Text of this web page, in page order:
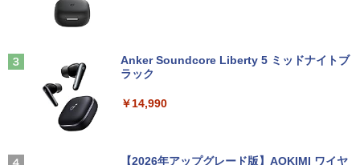
￥9,800
GHz | MEM:8GB | HDD:500GB | DVDマ
モバイルモニター 15.6インチ InnoView
FHD ポータブルモニター IPS液晶パネル
類】タッチ/ケース付き/4Kタイプ
￥594
（2） （ワイドKC） [ ナガノ ]
Anker Soundcore Liberty 5 ミッドナイトブ
ラック
￥14,990
【2026年アップグレード版】AOKIMI ワイヤ